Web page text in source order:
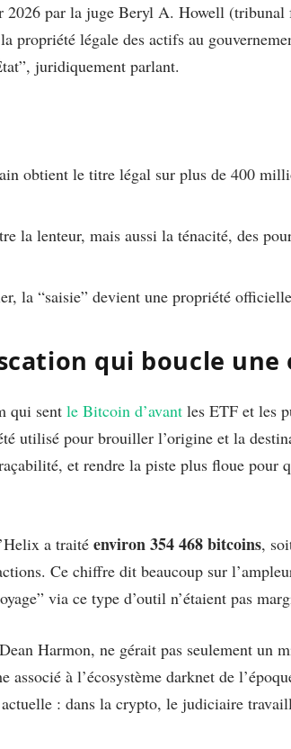
2026 par la juge Beryl A. Howell
propriété légale des actifs au
juridiquement parlant.
obtient le titre légal sur plus de 400
la lenteur, mais aussi la ténacité, des
la “saisie” devient une propriété
qui boucle une
qui sent le Bitcoin d’avant les ETF et les
utilisé pour brouiller l’origine et la
et rendre la piste plus floue pour
a traité environ 354 468 bitcoins,
Ce chiffre dit beaucoup sur
via ce type d’outil n’étaient pas
Harmon, ne gérait pas seulement un
associé à l’écosystème darknet de
: dans la crypto, le judiciaire